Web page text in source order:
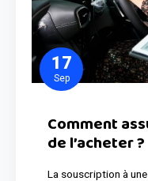
17
Sep
Comment
de l’acheter ?
La souscription à